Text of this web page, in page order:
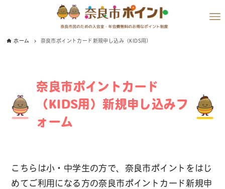
ホーム 奈良市ポイントカード新規申し込み（KIDS用）
奈良市ポイントカード
（KIDS用）新規申し込みフ
ォーム
こちらは小・中学生の方で、奈良市ポイントをはじ
めてご利用になる方の奈良市ポイントカード新規申